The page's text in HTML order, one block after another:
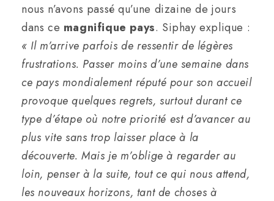
nous n’avons passé qu’une dizaine de jours
dans ce magnifique pays. Siphay explique :
« Il m’arrive parfois de ressentir de légères
frustrations. Passer moins d’une semaine dans
ce pays mondialement réputé pour son accueil
provoque quelques regrets, surtout durant ce
type d’étape où notre priorité est d’avancer au
plus vite sans trop laisser place à la
découverte. Mais je m’oblige à regarder au
loin, penser à la suite, tout ce qui nous attend,
les nouveaux horizons, tant de choses à